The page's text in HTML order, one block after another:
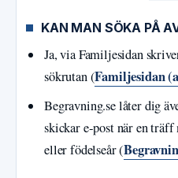
KAN MAN SÖKA PÅ
Ja, via Familjesidan
sökrutan (Familjesidan
Begravning.se låter dig
skickar e‑post när en
eller födelseår (